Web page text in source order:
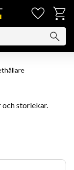
Basket
storlekar.